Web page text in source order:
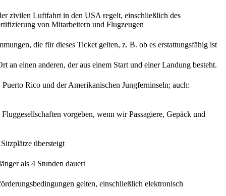
zivilen Luftfahrt in den USA regelt, einschließlich des
von Mitarbeitern und Flugzeugen
die für dieses Ticket gelten, z. B. ob es erstattungsfähig ist
einen anderen, der aus einem Start und einer Landung besteht.
Rico und der Amerikanischen Jungferninseln; auch:
vorgeben, wenn wir Passagiere, Gepäck und
übersteigt
als 4 Stunden dauert
gelten, einschließlich elektronisch